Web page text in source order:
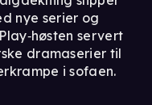
nye serier og
servert
dramaserier til
i sofaen.